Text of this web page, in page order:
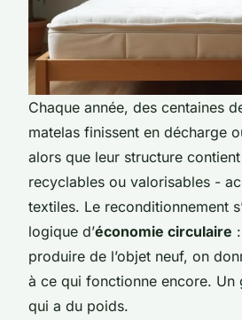
Chaque année, des centaines
matelas finissent en décharge
alors que leur structure
recyclables ou valorisables -
textiles. Le reconditionnement
logique d’économie circulaire
produire de l’objet neuf, on
à ce qui fonctionne encore. Un
qui a du poids.